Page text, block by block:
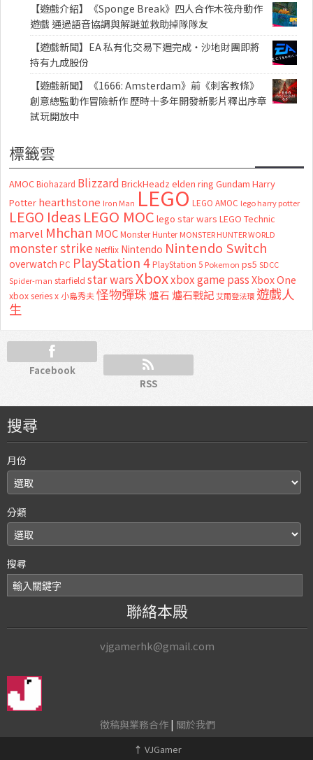
【遊戲介紹】《Sponge Break》四人合作木筏舟動作
遊戲 通過語音協調與解謎並救助掉隊隊友
【遊戲新聞】EA 私有化交易下週完成・沙地財團即將
持有九成股份
【遊戲新聞】《1666: Amsterdam》前《刺客教條》
創意總監動作冒險新作 歷時十多年開發新影片釋出序章
試玩開放中
標籤雲
AMOC Biohazard Blizzard BrickHeadz elden ring Gundam Harry
Potter hearthstone Iron Man LEGO LEGO AMOC lego harry potter
LEGO Ideas LEGO MOC lego star wars LEGO Technic
marvel Mhchan MOC Monster Hunter MONSTER HUNTER WORLD
monster strike Netflix Nintendo Nintendo Switch
overwatch PC PlayStation 4 PlayStation 5 Pokemon ps5 SDCC
Spider-man starfield star wars Xboxxbox game passXbox One
xbox series x 小島秀夫怪物彈珠 爐石 爐石戰記艾爾登法環 遊戲人
生
Facebook
RSS
搜尋
月份
分類
搜尋
聯絡本殿
vjgamerhk@gmail.com
徵稿與業務合作| 關於我們
↑ VJGamer